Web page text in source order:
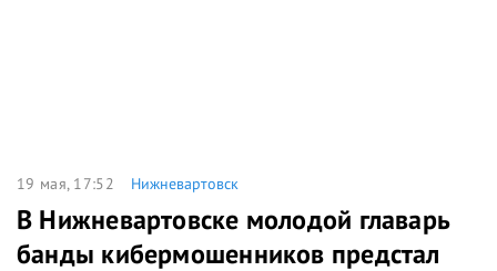
19 мая, 17:52 Нижневартовск
В Нижневартовске молодой главарь
банды кибермошенников предстал